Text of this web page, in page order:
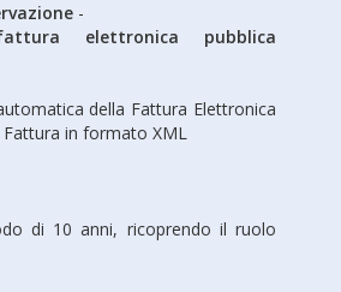
-
elettronica pubblica
della Fattura Elettronica
in formato XML
di 10 anni, ricoprendo il ruolo